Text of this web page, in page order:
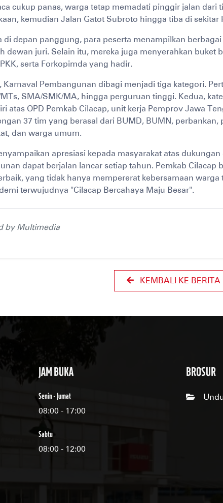
cukup panas, warga tetap memadati pinggir jalan dari
kemudian Jalan Gatot Subroto hingga tiba di sekitar
di depan panggung, para peserta menampilkan
dewan juri. Selain itu, mereka juga menyerahkan buket
serta Forkopimda yang hadir.
Karnaval Pembangunan dibagi menjadi tiga kategori.
SMA/SMK/MA, hingga perguruan tinggi. Kedua,
atas OPD Pemkab Cilacap, unit kerja Pemprov Jawa
37 tim yang berasal dari BUMD, BUMN, perbankan,
dan warga umum.
apresiasi kepada masyarakat atas
dapat berjalan lancar setiap tahun. Pemkab
yang tidak hanya mempererat kebersamaan
terwujudnya "Cilacap Bercahaya Maju Besar".
by Multimedia
KEMBALI KE BERITA
JAM BUKA
Senin - Jumat
08:00 - 17:00
Sabtu
08:00 - 12:00
BROSUR